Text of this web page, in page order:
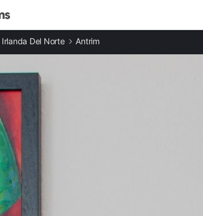
Casas rurales en Belfast
Casas rurales en Deva
Irlanda Del Norte Antrim